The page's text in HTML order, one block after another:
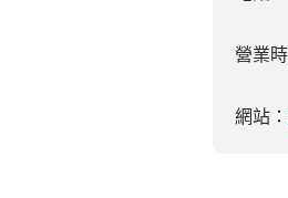
營業
網站：